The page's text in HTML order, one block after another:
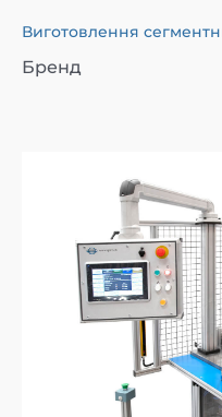
Виготовлення
Бренд